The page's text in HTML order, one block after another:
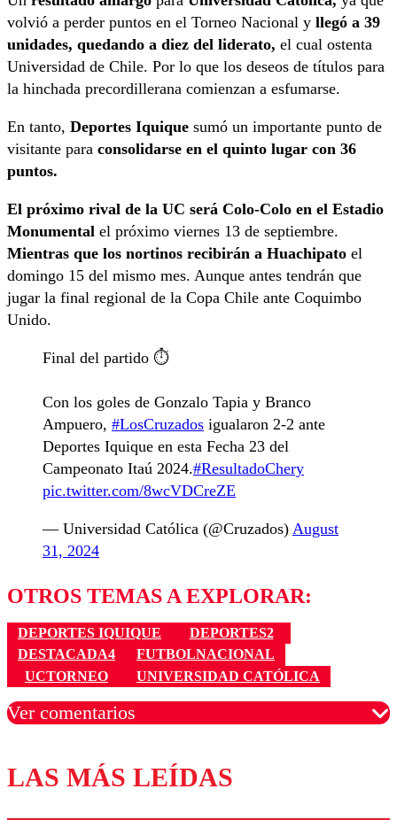
volvió a perder puntos en el Torneo Nacional y llegó a 39
unidades, quedando a diez del liderato, el cual ostenta
Universidad de Chile. Por lo que los deseos de títulos para
la hinchada precordillerana comienzan a esfumarse.
En tanto, Deportes Iquique sumó un importante punto de
visitante para consolidarse en el quinto lugar con 36
puntos.
El próximo rival de la UC será Colo-Colo en el Estadio
Monumental el próximo viernes 13 de septiembre.
Mientras que los nortinos recibirán a Huachipato el
domingo 15 del mismo mes. Aunque antes tendrán que
jugar la final regional de la Copa Chile ante Coquimbo
Unido.
Final del partido ⏱️
Con los goles de Gonzalo Tapia y Branco
Ampuero, #LosCruzados igualaron 2-2 ante
Deportes Iquique en esta Fecha 23 del
Campeonato Itaú 2024.#ResultadoChery
pic.twitter.com/8wcVDCreZE
— Universidad Católica (@Cruzados) August
31, 2024
OTROS TEMAS A EXPLORAR:
DEPORTES IQUIQUE
DEPORTES2
DESTACADA4
FUTBOLNACIONAL
UCTORNEO
UNIVERSIDAD CATÓLICA
Ver comentarios
Los comentarios son moderados para garantizar un
diálogo respetuoso.
LAS MÁS LEÍDAS